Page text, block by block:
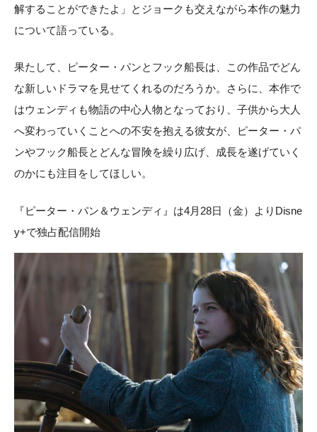
解することができたよ」とジョークも交えながら本作の魅力
について語っている。
果たして、ピーター・パンとフック船長は、この作品でどん
な新しいドラマを見せてくれるのだろうか。さらに、本作で
はウェンディも物語の中心人物となっており、子供から大人
へ変わっていくことへの不安を抱える彼女が、ピーター・パ
ンやフック船長とどんな冒険を繰り広げ、成長を遂げていく
のかにも注目をしてほしい。
『ピーター・パン＆ウェンディ』は4月28日（金）よりDisne
y+で独占配信開始